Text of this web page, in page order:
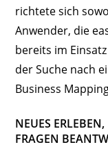
richtete sich
Anwender, die
bereits im
der Suche nach
Business
NEUES
FRAGEN